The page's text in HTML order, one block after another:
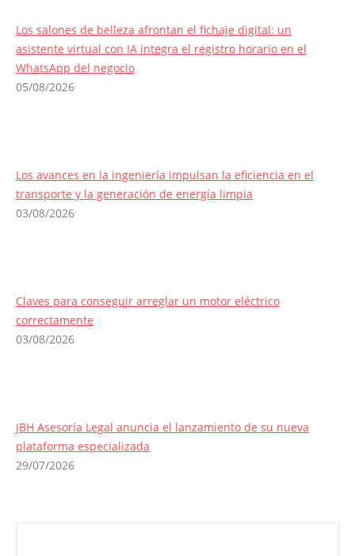
Los salones de belleza afrontan el fichaje digital: un
asistente virtual con IA integra el registro horario en el
WhatsApp del negocio
05/08/2026
Los avances en la ingeniería impulsan la eficiencia en el
transporte y la generación de energía limpia
03/08/2026
Claves para conseguir arreglar un motor eléctrico
correctamente
03/08/2026
JBH Asesoría Legal anuncia el lanzamiento de su nueva
plataforma especializada
29/07/2026